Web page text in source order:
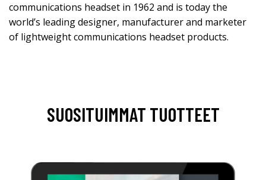
communications headset in 1962 and is today the
world’s leading designer, manufacturer and marketer
of lightweight communications headset products.
SUOSITUIMMAT TUOTTEET